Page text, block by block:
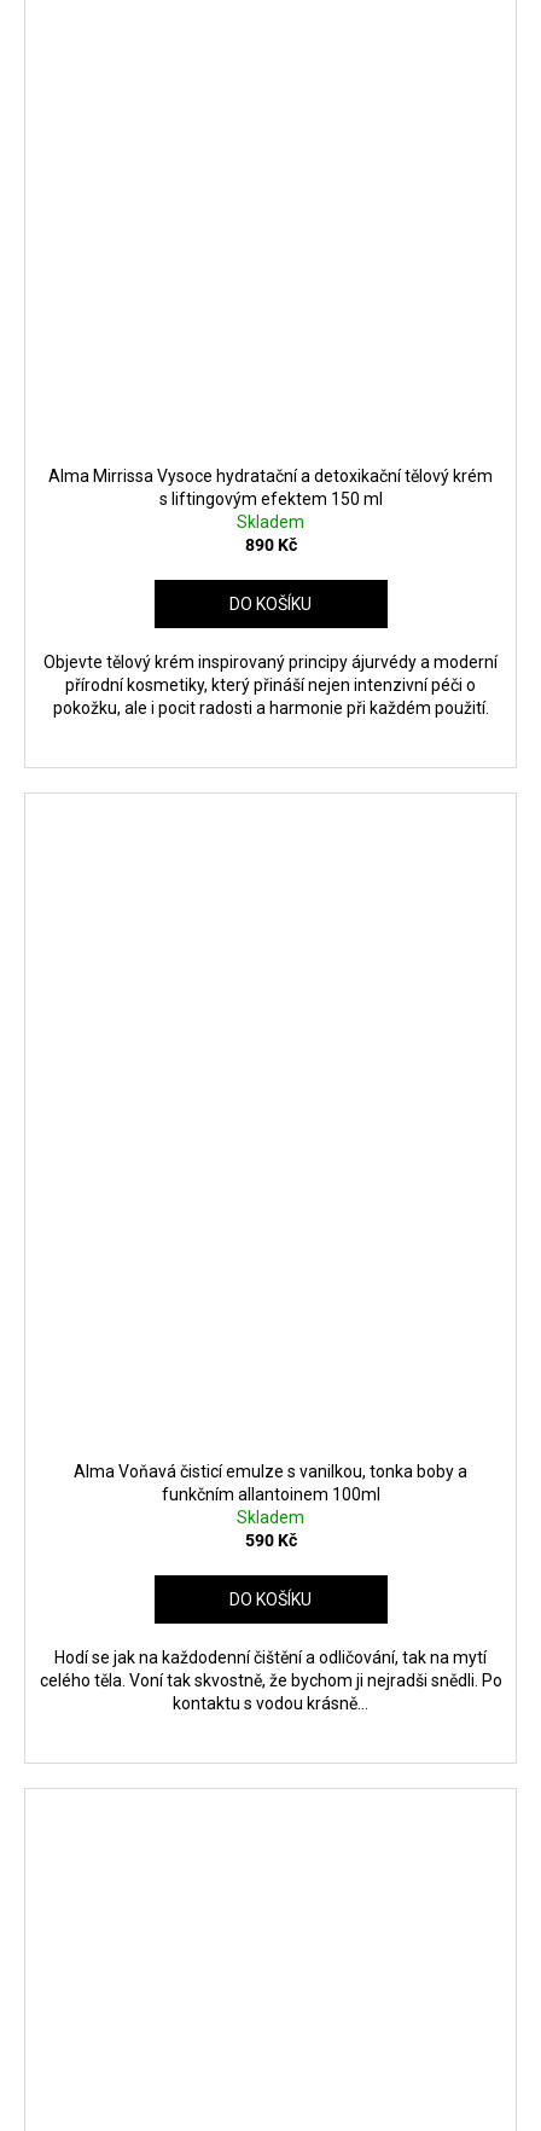
Alma Mirrissa Vysoce hydratační a detoxikační tělový krém
s liftingovým efektem 150 ml
Skladem
890 Kč
DO KOŠÍKU
Objevte tělový krém inspirovaný principy ájurvédy a moderní
přírodní kosmetiky, který přináší nejen intenzivní péči o
pokožku, ale i pocit radosti a harmonie při každém použití.
Alma Voňavá čisticí emulze s vanilkou, tonka boby a
funkčním allantoinem 100ml
Skladem
590 Kč
DO KOŠÍKU
Hodí se jak na každodenní čištění a odličování, tak na mytí
celého těla. Voní tak skvostně, že bychom ji nejradši snědli. Po
kontaktu s vodou krásně...